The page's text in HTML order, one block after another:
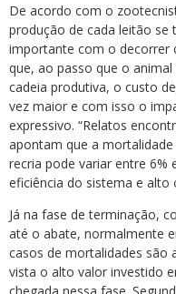
De acordo com o
produção de cada leitão se
importante com o decorrer
que, ao passo que o
cadeia produtiva, o custo
vez maior e com isso o
expressivo. “Relatos
apontam que a
recria pode variar entre 6%
eficiência do sistema e alto
Já na fase de terminação,
até o abate, normalmente
casos de mortalidades são
vista o alto valor investido